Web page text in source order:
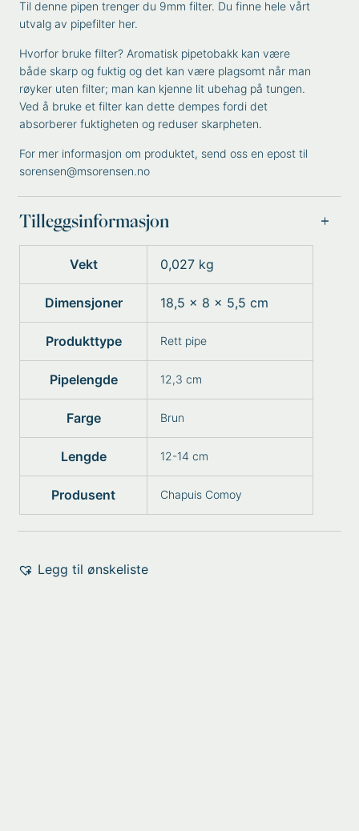
Til denne pipen trenger du 9mm filter. Du finne helevårt
utvalg av pipefilter her.
Hvorfor bruke filter? Aromatisk pipetobakk kan være
både skarp og fuktig og det kan være plagsomt når man
røyker uten filter; man kan kjenne lit ubehag på tungen.
Ved å bruke et filter kan dette dempes fordi det
absorberer fuktigheten og reduser skarpheten.
For mer informasjon om produktet, send oss en epost til
sorensen@msorensen.no
Tilleggsinformasjon
Vekt 0,027 kg
Dimensjoner 18,5 × 8 × 5,5 cm
Produkttype Rett pipe
Pipelengde 12,3 cm
Farge Brun
Lengde 12-14 cm
Produsent Chapuis Comoy
Legg til ønskeliste